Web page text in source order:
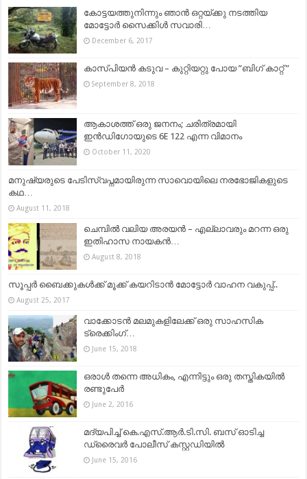
കോട്ടയത്തുനിന്നും ഞാന്‍ ഒറ്റയ്ക്കു നടത്തിയ
മോട്ടോർ സൈക്കിൾ സവാരി…
December 6, 2017
കാസ്പിയൻ കടുവ – കുറ്റിയറ്റു പോയ ”ബിഗ് കാറ്റ് ”
September 8, 2018
ആകാശത്ത് ഒരു ജനനം; ചരിത്രമായി
ഇൻഡിഗോയുടെ 6E 122 എന്ന വിമാനം
October 11, 2020
മനുഷ്യരുടെ പേടിസ്വപ്നമായിരുന്ന സാവൊയിലെ നരഭോജികളുടെ
കഥ…
August 11, 2018
ചെമ്പിൽ വലിയ അരയൻ – എല്ലാവരും മറന്ന ഒരു
ഇതിഹാസ നായകൻ…
August 8, 2018
സൂപ്പര്‍ ബൈക്കുകള്‍ക്ക് മൂക്ക് കയറിടാന്‍ മോട്ടോര്‍ വാഹന വകുപ്പ്..
August 25, 2017
വാക്കോടൻ മലമുകളിലേക്ക് ഒരു സാഹസിക
ട്രെക്കിംഗ്…
June 15, 2018
ഒരാൾ തന്നെ അധികം, എന്നിട്ടും ഒരു തസ്തികയിൽ
രണ്ടുപേർ
June 2, 2016
മദ്യപിച്ച് കെ.എസ്.ആര്‍.ടി.സി. ബസ് ഓടിച്ച
ഡ്രൈവര്‍ പോലീസ് കസ്റ്റഡിയില്‍
June 15, 2016